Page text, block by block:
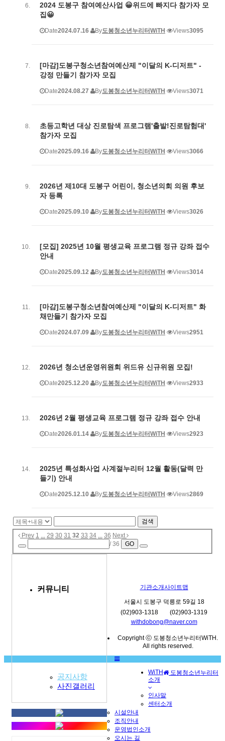
2024 도봉구 참여예산사업 😀위드에 빠지다 참가자 모
집😀
Date2024.07.16 By도봉청소년누리터WiTH Views3095
[마감]도봉구청소년참여예산제 "이달의 K-디저트" -
강정 만들기 참가자 모집
Date2024.08.27 By도봉청소년누리터WiTH Views3071
초등고학년 대상 진로탐색 프로그램'출발!진로탐험대'
참가자 모집
Date2025.09.16 By도봉청소년누리터WiTH Views3066
2026년 제10대 도봉구 어린이, 청소년의회 의원 후보
자 등록
Date2025.09.10 By도봉청소년누리터WiTH Views3026
[모집] 2025년 10월 평생교육 프로그램 정규 강좌 접수
안내
Date2025.09.12 By도봉청소년누리터WiTH Views3014
[마감]도봉구청소년참여예산제 "이달의 K-디저트" 화
채만들기 참가자 모집
Date2024.07.09 By도봉청소년누리터WiTH Views2951
2026년 청소년운영위원회 위드유 신규위원 모집!
Date2025.12.20 By도봉청소년누리터WiTH Views2933
2026년 2월 평생교육 프로그램 정규 강좌 접수 안내
Date2026.01.14 By도봉청소년누리터WiTH Views2923
2025년 특성화사업 사계절누리터 12월 활동(달력 만
들기) 안내
Date2025.12.10 By도봉청소년누리터WiTH Views2869
검색
Prev 1 ... 29 30 31 32 33 34 ... 36 Next
/ 36
GO
커뮤니티
공지사항
사진갤러리
기관소개사이트맵
서울시 도봉구 덕릉로 59길 18
(02)903-1318
(02)903-1319
withdobong@naver.com
Copyright ⓒ 도봉청소년누리터WiTH.
All rights reserved.
도봉청소년누리터
WiTH
소개
인사말
센터소개
시설안내
조직안내
운영법인소개
오시는 길